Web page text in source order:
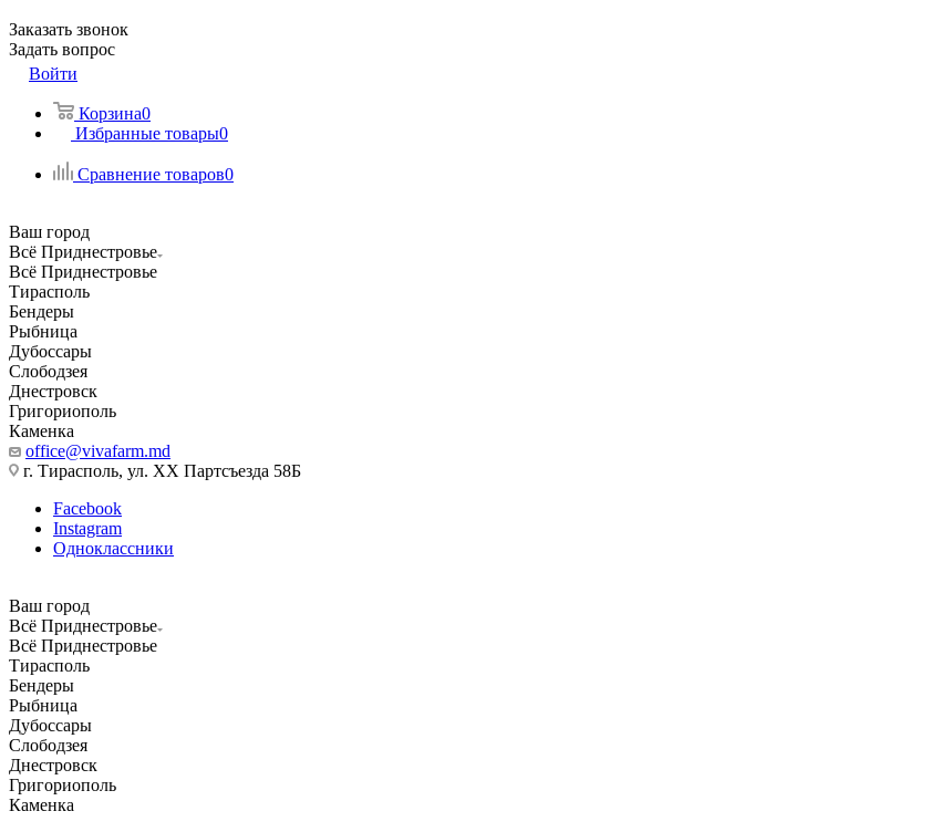
Заказать звонок
Задать вопрос
Войти
Корзина0
Избранные товары0
Сравнение товаров0
Ваш город
Всё Приднестровье
Всё Приднестровье
Тирасполь
Бендеры
Рыбница
Дубоссары
Слободзея
Днестровск
Григориополь
Каменка
office@vivafarm.md
г. Тирасполь, ул. ХХ Партсъезда 58Б
Facebook
Instagram
Одноклассники
Ваш город
Всё Приднестровье
Всё Приднестровье
Тирасполь
Бендеры
Рыбница
Дубоссары
Слободзея
Днестровск
Григориополь
Каменка